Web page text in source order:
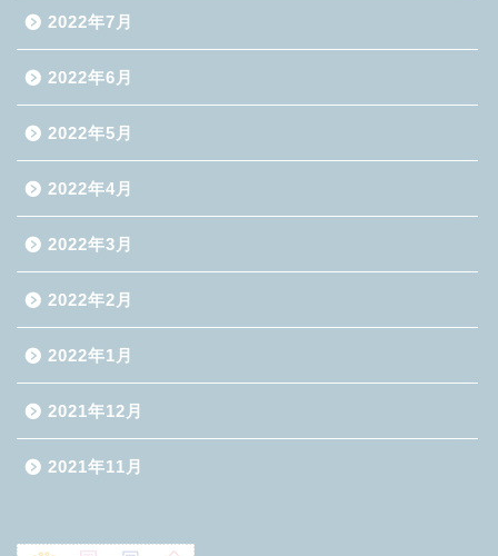
2022年7月
2022年6月
2022年5月
2022年4月
2022年3月
2022年2月
2022年1月
2021年12月
2021年11月